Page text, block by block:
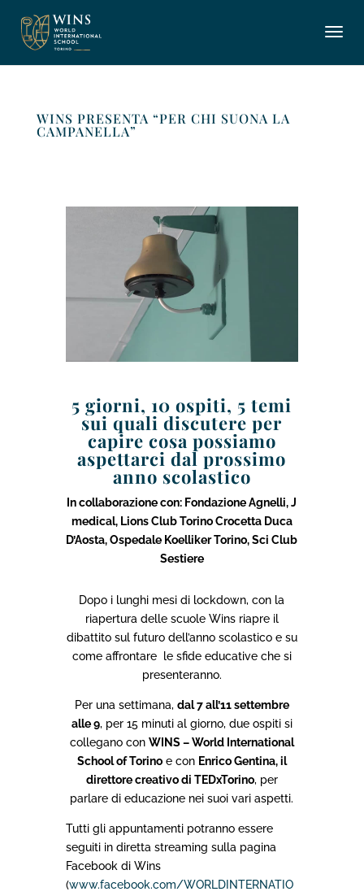
WINS PRESENTA “PER CHI SUONA LA
CAMPANELLA”
5 giorni, 10 ospiti, 5 temi
sui quali discutere per
capire cosa possiamo
aspettarci dal prossimo
anno scolastico
In collaborazione con: Fondazione Agnelli, J
medical, Lions Club Torino Crocetta Duca
D’Aosta, Ospedale Koelliker Torino, Sci Club
Sestiere
Dopo i lunghi mesi di lockdown, con la
riapertura delle scuole Wins riapre il
dibattito sul futuro dell’anno scolastico e su
come affrontare
le sfide educative che si
presenteranno.
Per una settimana, dal 7 all’11 settembre
alle 9, per 15 minuti al giorno, due ospiti si
collegano con WINS – World International
School of Torinoe con Enrico Gentina, il
direttore creativo di TEDxTorino, per
parlare di educazione nei suoi vari aspetti.
Tutti gli appuntamenti potranno essere
seguiti in diretta streaming sulla pagina
Facebook di Wins
(www.facebook.com/WORLDINTERNATIO